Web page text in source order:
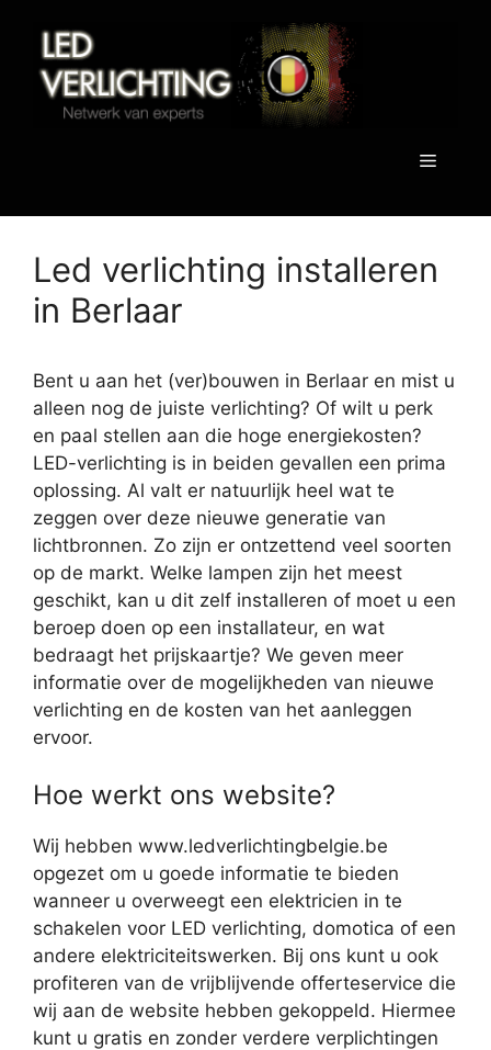
inhoud
Menu
Led verlichting installeren
in Berlaar
Bent u aan het (ver)bouwen in Berlaar en mist u
alleen nog de juiste verlichting? Of wilt u perk
en paal stellen aan die hoge energiekosten?
LED-verlichting is in beiden gevallen een prima
oplossing. Al valt er natuurlijk heel wat te
zeggen over deze nieuwe generatie van
lichtbronnen. Zo zijn er ontzettend veel soorten
op de markt. Welke lampen zijn het meest
geschikt, kan u dit zelf installeren of moet u een
beroep doen op een installateur, en wat
bedraagt het prijskaartje? We geven meer
informatie over de mogelijkheden van nieuwe
verlichting en de kosten van het aanleggen
ervoor.
Hoe werkt ons website?
Wij hebben www.ledverlichtingbelgie.be
opgezet om u goede informatie te bieden
wanneer u overweegt een elektricien in te
schakelen voor LED verlichting, domotica of een
andere elektriciteitswerken. Bij ons kunt u ook
profiteren van de vrijblijvende offerteservice die
wij aan de website hebben gekoppeld. Hiermee
kunt u gratis en zonder verdere verplichtingen